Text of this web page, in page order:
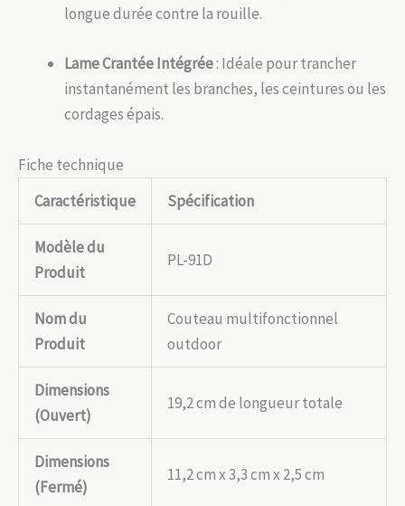
longue durée contre la rouille.
Lame Crantée Intégrée: Idéale pour trancher
instantanément les branches, les ceintures ou les
cordages épais.
Fiche technique
Caractéristique
Spécification
Modèle du
Produit
PL-91D
Nom du
Produit
Couteau multifonctionnel
outdoor
Dimensions
(Ouvert)
19,2 cm de longueur totale
Dimensions
(Fermé)
11,2 cm x 3,3 cm x 2,5 cm